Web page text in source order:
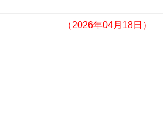
（2026年04月18日）